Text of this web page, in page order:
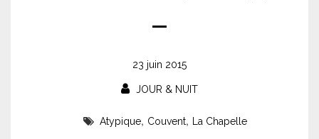
23 juin 2015
JOUR & NUIT
Atypique, Couvent, La Chapelle